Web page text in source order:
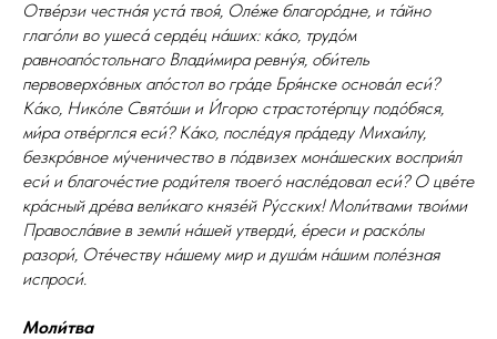
Отве́рзи честна́я уста́ твоя́, Оле́же благоро́дне, и та́йно
глаго́ли во ушеса́ серде́ц на́ших: ка́ко, трудо́м
равноапо́стольнаго Влади́мира ревну́я, оби́тель
первоверхо́вных апо́стол во гра́де Бря́нске основа́л еси́?
Ка́ко, Нико́ле Свято́ши и И́горю страстоте́рпцу подо́бяся,
ми́ра отве́рглся еси́? Ка́ко, после́дуя пра́деду Михаи́лу,
безкро́вное му́ченичество в по́двизех мона́шеских восприя́л
еси́ и благоче́стие роди́теля твоего́ насле́довал еси́? О цве́те
кра́сный дре́ва вели́каго князе́й Ру́сских! Моли́твами твои́ми
Правосла́вие в земли́ на́шей утверди́, е́реси и раско́лы
разори́, Оте́честву на́шему мир и душа́м на́шим поле́зная
испроси́.
Моли́тва